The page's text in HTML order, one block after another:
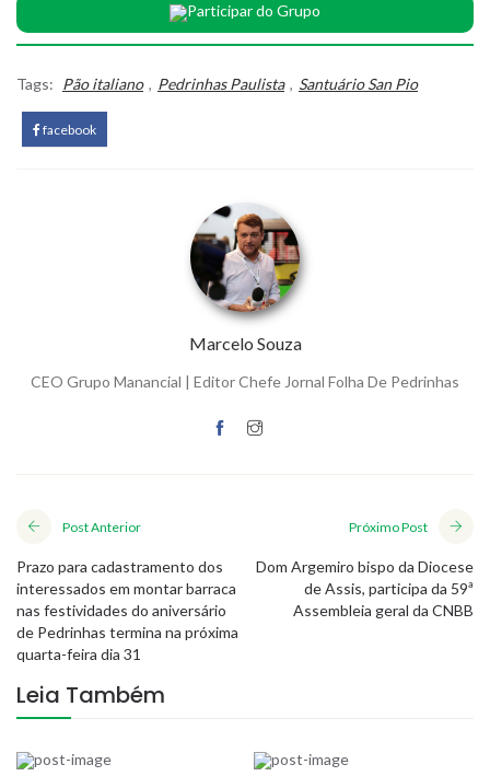
Participar do Grupo
Tags: Pão italiano , Pedrinhas Paulista , Santuário San Pio
facebook
Marcelo Souza
CEO Grupo Manancial | Editor Chefe Jornal Folha De Pedrinhas
Post Anterior
Prazo para cadastramento dos
interessados em montar barraca
nas festividades do aniversário
de Pedrinhas termina na próxima
quarta-feira dia 31
Próximo Post
Dom Argemiro bispo da Diocese
de Assis, participa da 59ª
Assembleia geral da CNBB
Leia Também